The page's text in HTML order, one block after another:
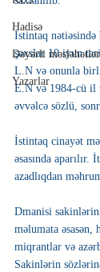
Hadisə
Dəyərli məsləhətlər
Yazarlar
İstintaq
şəxslər 10 iyun
L.N və onunla
E.N və 1984-cü il
əvvəlcə sözlü,
İstintaq cinayət
əsasında
azadlıqdan
Dmanisi
məlumata əsasən,
miqrantlar və
Sakinlərin